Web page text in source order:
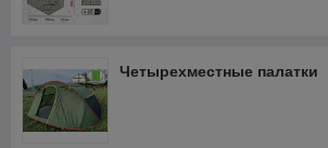
Четырехместные палатки